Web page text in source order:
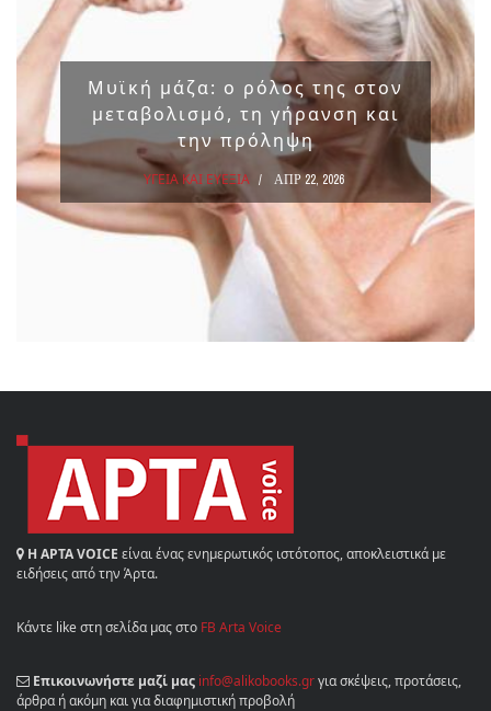
Μυϊκή μάζα: ο ρόλος της στον
μεταβολισμό, τη γήρανση και
την πρόληψη
ΥΓΕΙΑ ΚΑΙ ΕΥΕΞΙΑ ΑΠΡ 22, 2026
Η ΑΡΤΑ VOICE είναι ένας ενημερωτικός ιστότοπος, αποκλειστικά με
ειδήσεις από την Άρτα.
Κάντε like στη σελίδα μας στο FB Arta Voice
Επικοινωνήστε μαζί μας info@alikobooks.grγια σκέψεις, προτάσεις,
άρθρα ή ακόμη και για διαφημιστική προβολή